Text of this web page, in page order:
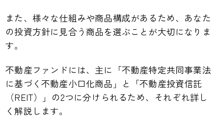
また、様々な仕組みや商品構成があるため、あなた
の投資方針に見合う商品を選ぶことが大切になりま
す。
不動産ファンドには、主に「不動産特定共同事業法
に基づく不動産小口化商品」と「不動産投資信託
（REIT）」の2つに分けられるため、それぞれ詳し
く解説します。